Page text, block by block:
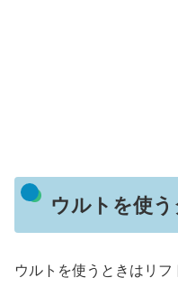
ウルトを使
ウルトを使うときはリ